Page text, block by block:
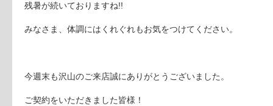
残暑が続いておりますね!!
みなさま、体調にはくれぐれもお気をつけてください。
今週末も沢山のご来店誠にありがとうございました。
ご契約をいただきました皆様！